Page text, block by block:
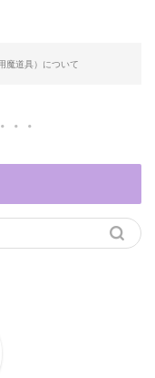
魔道具）について